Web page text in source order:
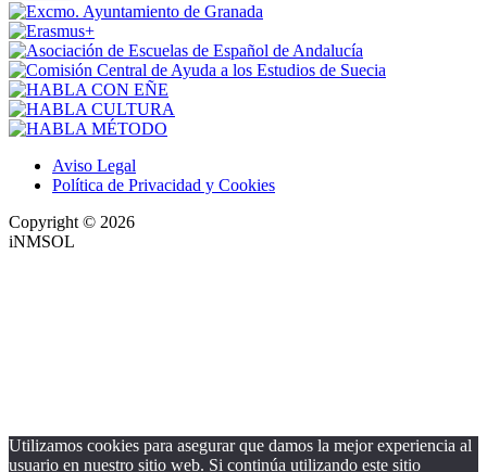
Aviso Legal
Política de Privacidad y Cookies
Copyright © 2026
iNMSOL
Utilizamos cookies para asegurar que damos la mejor experiencia al
usuario en nuestro sitio web. Si continúa utilizando este sitio